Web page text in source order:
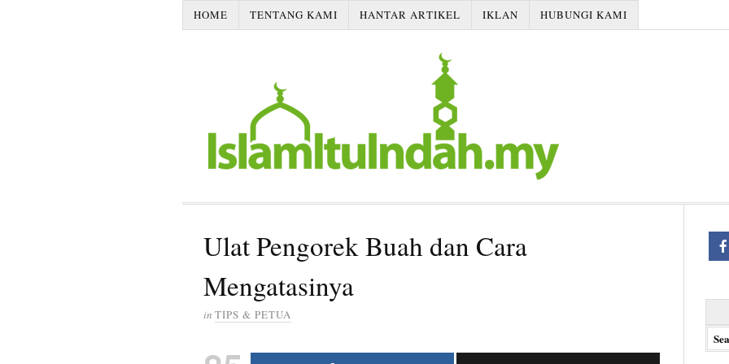
HOME TENTANG KAMI HANTAR ARTIKEL IKLAN HUBUNGI KAMI
Ulat Pengorek Buah dan Cara
Mengatasinya
in TIPS & PETUA